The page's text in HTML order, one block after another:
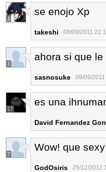
1
se enojo Xp
takeshi 08/09/2011
1
ahora si que
sasnosuke 09/09/
17
es una
David Fernandez
7
Wow! que
GodOsiris 25/12/2012